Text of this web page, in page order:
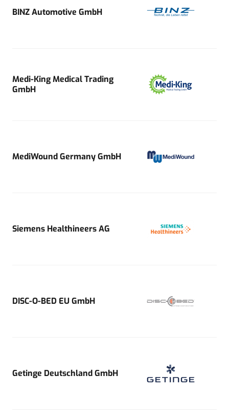
BINZ Automotive GmbH
Medi-King Medical Trading
GmbH
MediWound Germany GmbH
Siemens Healthineers AG
DISC-O-BED EU GmbH
Getinge Deutschland GmbH